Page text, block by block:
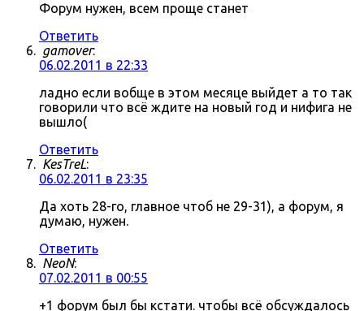
Форум нужен, всем проще станет
Ответить
gamover:
06.02.2011 в 22:33
ладно если вобще в этом месяце выйдет а то так
говорили что всё ждите на новый год и нифига не
вышло(
Ответить
KesTreL:
06.02.2011 в 23:35
Да хоть 28-го, главное чтоб не 29-31), а форум, я
думаю, нужен.
Ответить
NeoN:
07.02.2011 в 00:55
+1 форум был бы кстати. чтобы всё обсуждалось